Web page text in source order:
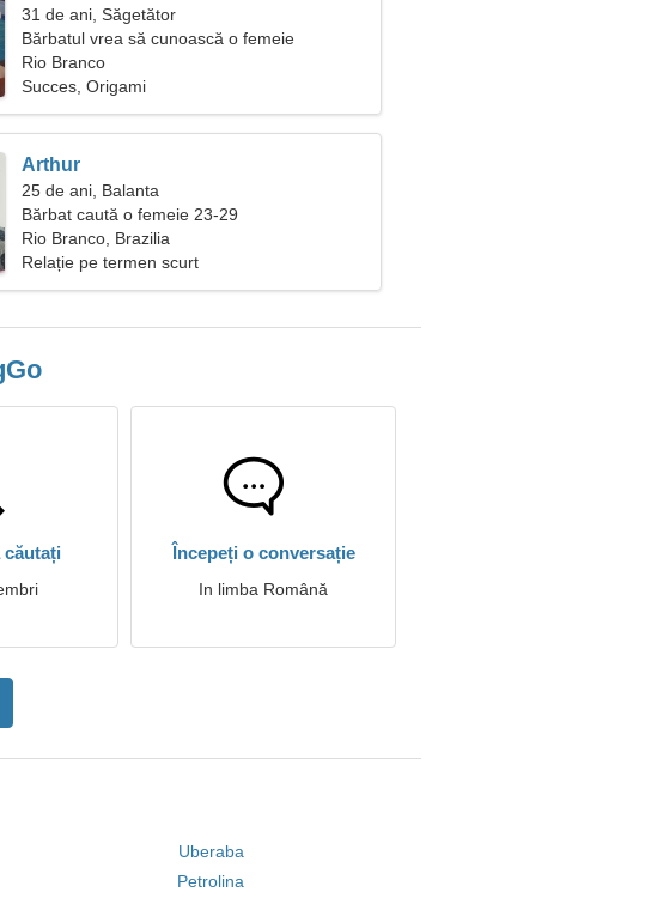
31 de ani, Săgetător
Bărbatul vrea să cunoască o femeie
Rio Branco
Succes, Origami
Arthur
25 de ani, Balanta
Bărbat caută o femeie 23-29
Rio Branco, Brazilia
Relație pe termen scurt
căutați Începeți o conversație
In limba Română
Uberaba
Petrolina